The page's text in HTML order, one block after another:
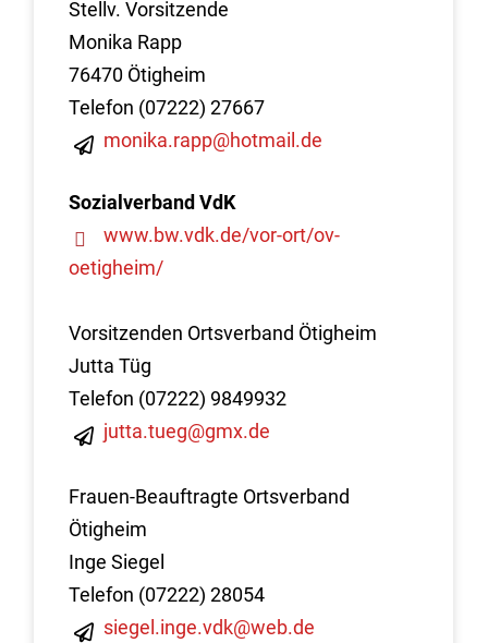
Stellv. Vorsitzende
Monika Rapp
76470 Ötigheim
Telefon (07222) 27667
monika.rapp@hotmail.de
Sozialverband VdK
www.bw.vdk.de/vor-ort/ov-
oetigheim/
Vorsitzenden Ortsverband Ötigheim
Jutta Tüg
Telefon (07222) 9849932
jutta.tueg@gmx.de
Frauen-Beauftragte Ortsverband
Ötigheim
Inge Siegel
Telefon (07222) 28054
siegel.inge.vdk@web.de